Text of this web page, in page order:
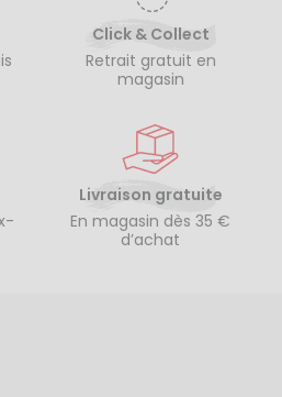
Click & Collect
Retrait gratuit en
magasin
Livraison gratuite
En magasin dès 35 €
d’achat